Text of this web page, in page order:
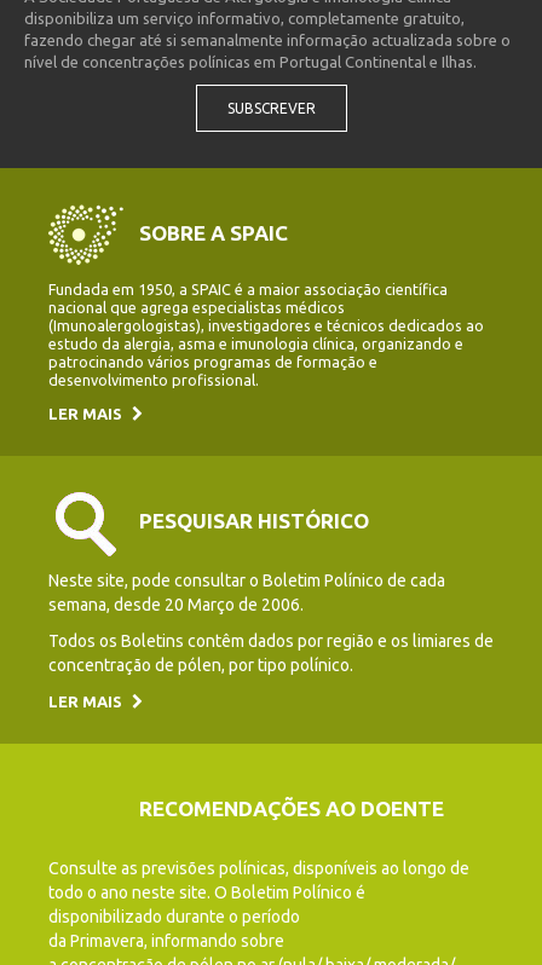
disponibiliza um serviço informativo, completamente gratuito,
fazendo chegar até si semanalmente informação actualizada sobre o
nível de concentrações polínicas em Portugal Continental e Ilhas.
SUBSCREVER
SOBRE A SPAIC
Fundada em 1950, a SPAIC é a maior associação científica
nacional que agrega especialistas médicos
(Imunoalergologistas), investigadores e técnicos dedicados ao
estudo da alergia, asma e imunologia clínica, organizando e
patrocinando vários programas de formação e
desenvolvimento profissional.
LER MAIS
PESQUISAR HISTÓRICO
Neste site, pode consultar o Boletim Polínico de cada
semana, desde 20 Março de 2006.
Todos os Boletins contêm dados por região e os limiares de
concentração de pólen, por tipo polínico.
LER MAIS
RECOMENDAÇÕES AO DOENTE
Consulte as previsões polínicas, disponíveis ao longo de
todo o ano neste site. O Boletim Polínico é
disponibilizado durante o período
da Primavera, informando sobre